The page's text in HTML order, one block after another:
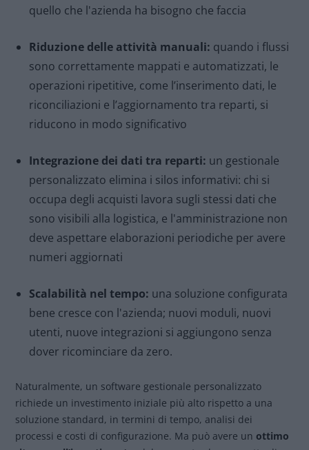
quello che l'azienda ha bisogno che faccia
Riduzione delle attività manuali: quando i flussi
sono correttamente mappati e automatizzati, le
operazioni ripetitive, come l’inserimento dati, le
riconciliazioni e l’aggiornamento tra reparti, si
riducono in modo significativo
Integrazione dei dati tra reparti: un gestionale
personalizzato elimina i silos informativi: chi si
occupa degli acquisti lavora sugli stessi dati che
sono visibili alla logistica, e l'amministrazione non
deve aspettare elaborazioni periodiche per avere
numeri aggiornati
Scalabilità nel tempo: una soluzione configurata
bene cresce con l'azienda; nuovi moduli, nuovi
utenti, nuove integrazioni si aggiungono senza
dover ricominciare da zero.
Naturalmente, un software gestionale personalizzato
richiede un investimento iniziale più alto rispetto a una
soluzione standard, in termini di tempo, analisi dei
processi e costi di configurazione. Ma può avere un ottimo